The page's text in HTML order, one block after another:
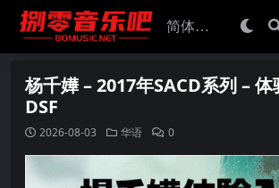
杨千嬅 – 2017年SACD系列 –
DSF
2026-08-03 华语 0